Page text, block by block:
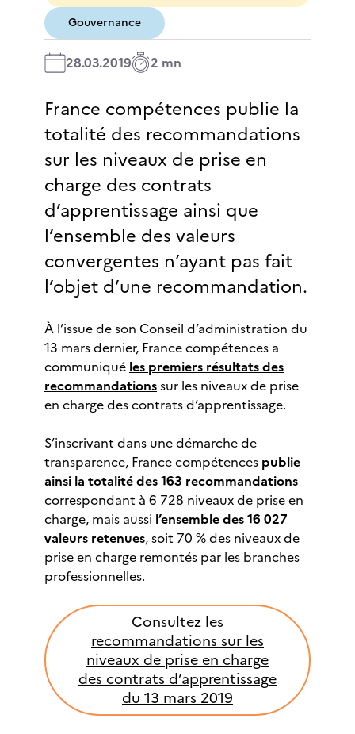
Gouvernance
28.03.2019 2 mn
France compétences publie la
totalité des recommandations
sur les niveaux de prise en
charge des contrats
d’apprentissage ainsi que
l’ensemble des valeurs
convergentes n’ayant pas fait
l’objet d’une recommandation.
À l’issue de son Conseil d’administration du
13 mars dernier, France compétences a
communiqué les premiers résultats des
recommandationssur les niveaux de prise
en charge des contrats d’apprentissage.
S’inscrivant dans une démarche de
transparence, France compétences publie
ainsi la totalité des 163 recommandations
correspondant à 6 728 niveaux de prise en
charge, mais aussi l’ensemble des 16 027
valeurs retenues, soit 70 % des niveaux de
prise en charge remontés par les branches
professionnelles.
Consultez les
recommandations sur les
niveaux de prise en charge
des contrats d’apprentissage
du 13 mars 2019